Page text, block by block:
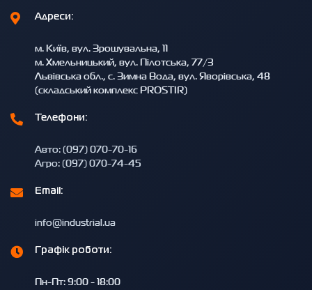
Адреси:
м. Київ, вул. Зрошувальна, 11
м. Хмельницький, вул. Пілотська, 77/3
Львівська обл., с. Зимна Вода, вул. Яворівська, 48
(складський комплекс PROSTIR)
Телефони:
Авто: (097) 070-70-16
Агро: (097) 070-74-45
Email:
info@industrial.ua
Графік роботи:
Пн-Пт: 9:00 - 18:00